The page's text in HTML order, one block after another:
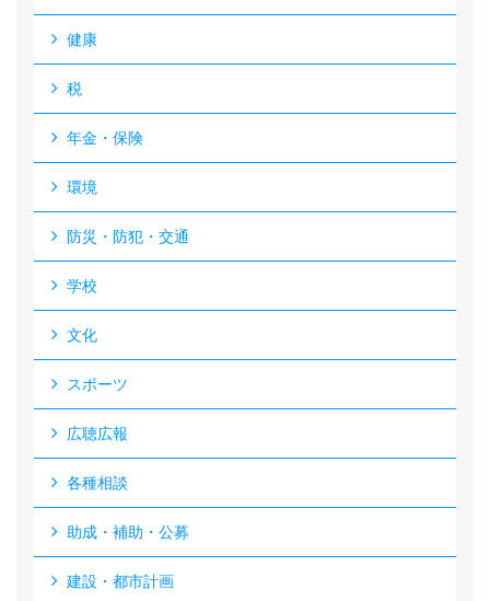
健康
税
年金・保険
環境
防災・防犯・交通
学校
文化
スポーツ
広聴広報
各種相談
助成・補助・公募
建設・都市計画